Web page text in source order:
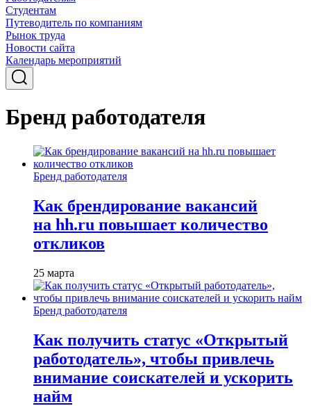
Студентам
Путеводитель по компаниям
Рынок труда
Новости сайта
Календарь мероприятий
Бренд работодателя
Бренд работодателя
Как брендирование вакансий
на hh.ru повышает количество
откликов
25 марта
Бренд работодателя
Как получить статус «Открытый
работодатель», чтобы привлечь
внимание соискателей и ускорить
найм